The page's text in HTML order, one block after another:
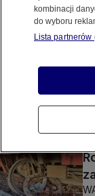
kombinacji
do wyboru
Lista partnerów